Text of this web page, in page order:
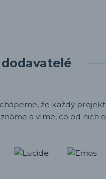
že každý
a víme, co od nich